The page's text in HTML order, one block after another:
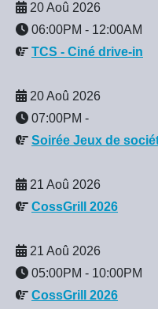
20 Aoû 2026
06:00PM - 12:00AM
TCS - Ciné drive-in
20 Aoû 2026
07:00PM -
Soirée Jeux de
21 Aoû 2026
CossGrill 2026
21 Aoû 2026
05:00PM - 10:00PM
CossGrill 2026